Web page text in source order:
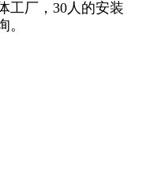
工厂，30人的安装
。